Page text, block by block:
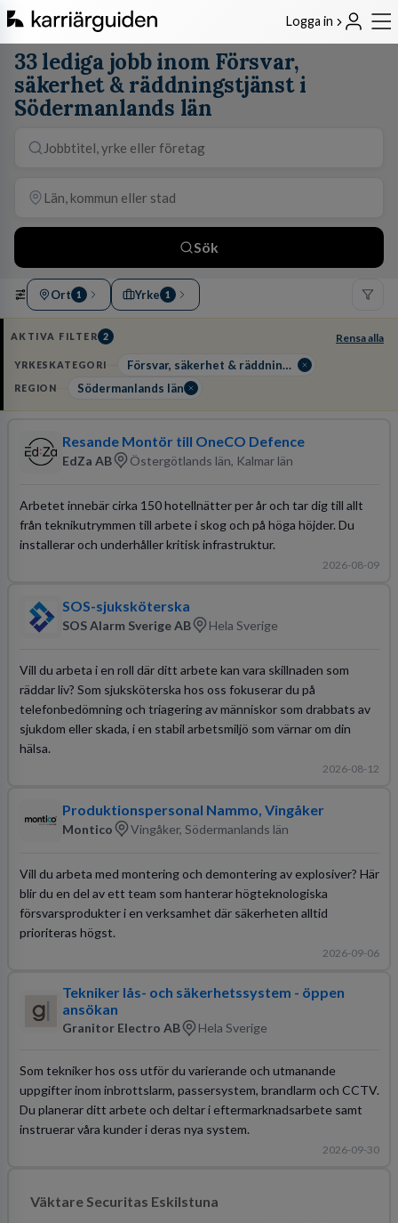
Logga in
33 lediga jobb inom Försvar,
säkerhet & räddningstjänst i
Södermanlands län
Sök
Ort 1 Yrke 1
AKTIVA FILTER 2 Rensa alla
YRKESKATEGORI Försvar, säkerhet & räddningstjänst
REGION Södermanlands län
Resande Montör till OneCO Defence
EdZa AB Östergötlands län, Kalmar län
Arbetet innebär cirka 150 hotellnätter per år och tar dig till allt
från teknikutrymmen till arbete i skog och på höga höjder. Du
installerar och underhåller kritisk infrastruktur.
2026-08-09
SOS-sjuksköterska
SOS Alarm Sverige AB Hela Sverige
Vill du arbeta i en roll där ditt arbete kan vara skillnaden som
räddar liv? Som sjuksköterska hos oss fokuserar du på
telefonbedömning och triagering av människor som drabbats av
sjukdom eller skada, i en stabil arbetsmiljö som värnar om din
hälsa.
2026-08-12
Produktionspersonal Nammo, Vingåker
Montico Vingåker, Södermanlands län
Vill du arbeta med montering och demontering av explosiver? Här
blir du en del av ett team som hanterar högteknologiska
försvarsprodukter i en verksamhet där säkerheten alltid
prioriteras högst.
2026-09-06
Tekniker lås- och säkerhetssystem - öppen
ansökan
Granitor Electro AB Hela Sverige
Som tekniker hos oss utför du varierande och utmanande
uppgifter inom inbrottslarm, passersystem, brandlarm och CCTV.
Du planerar ditt arbete och deltar i eftermarknadsarbete samt
instruerar våra kunder i deras nya system.
2026-09-30
Väktare Securitas Eskilstuna